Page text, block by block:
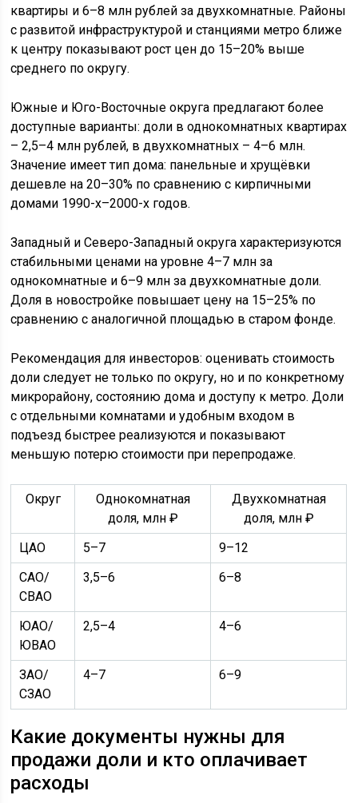
квартиры и 6–8 млн рублей за двухкомнатные. Районы
с развитой инфраструктурой и станциями метро ближе
к центру показывают рост цен до 15–20% выше
среднего по округу.
Южные и Юго-Восточные округа предлагают более
доступные варианты: доли в однокомнатных квартирах
– 2,5–4 млн рублей, в двухкомнатных – 4–6 млн.
Значение имеет тип дома: панельные и хрущёвки
дешевле на 20–30% по сравнению с кирпичными
домами 1990-х–2000-х годов.
Западный и Северо-Западный округа характеризуются
стабильными ценами на уровне 4–7 млн за
однокомнатные и 6–9 млн за двухкомнатные доли.
Доля в новостройке повышает цену на 15–25% по
сравнению с аналогичной площадью в старом фонде.
Рекомендация для инвесторов: оценивать стоимость
доли следует не только по округу, но и по конкретному
микрорайону, состоянию дома и доступу к метро. Доли
с отдельными комнатами и удобным входом в
подъезд быстрее реализуются и показывают
меньшую потерю стоимости при перепродаже.
Округ
Однокомнатная
доля, млн ₽
Двухкомнатная
доля, млн ₽
ЦАО
5–7
9–12
САО/
СВАО
3,5–6 6–8
ЮАО/
ЮВАО
2,5–4 4–6
ЗАО/
СЗАО
4–7 6–9
Какие документы нужны для
продажи доли и кто оплачивает
расходы